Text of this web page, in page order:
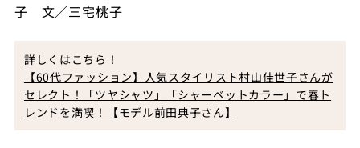
子 文／三宅桃子
詳しくはこちら！
【60代ファッション】人気スタイリスト村山佳世子さんが
セレクト！「ツヤシャツ」「シャーベットカラー」で春ト
レンドを満喫！【モデル前田典子さん】